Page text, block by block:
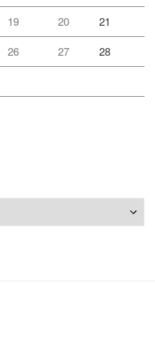
19 20 21
26 27 28